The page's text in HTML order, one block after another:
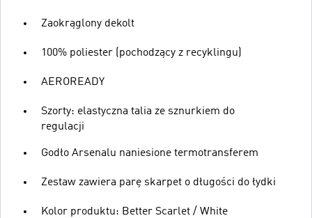
Zaokrąglony dekolt
100% poliester (pochodzący z recyklingu)
AEROREADY
Szorty: elastyczna talia ze sznurkiem do
regulacji
Godło Arsenalu naniesione termotransferem
Zestaw zawiera parę skarpet o długości do łydki
Kolor produktu: Better Scarlet / White